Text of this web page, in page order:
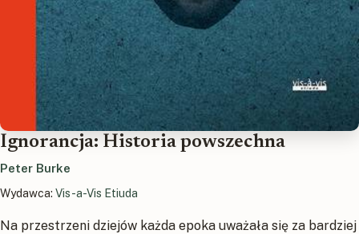
Ignorancja: Historia powszechna
Peter Burke
Wydawca: Vis-a-Vis Etiuda
Na przestrzeni dziejów każda epoka uważała się za bardziej